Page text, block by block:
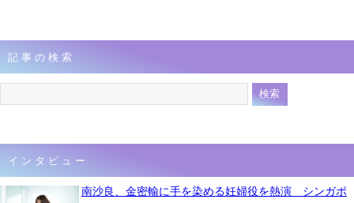
記事の検索
インタビュー
南沙良、金密輸に手を染める妊婦役を熱演 シンガポ